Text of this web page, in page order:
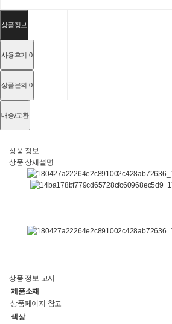
상품정보
사용후기 0
상품문의 0
배송/교환
상품 정보
상품 상세설명
상품 정보 고시
제품소재
상품페이지 참고
색상